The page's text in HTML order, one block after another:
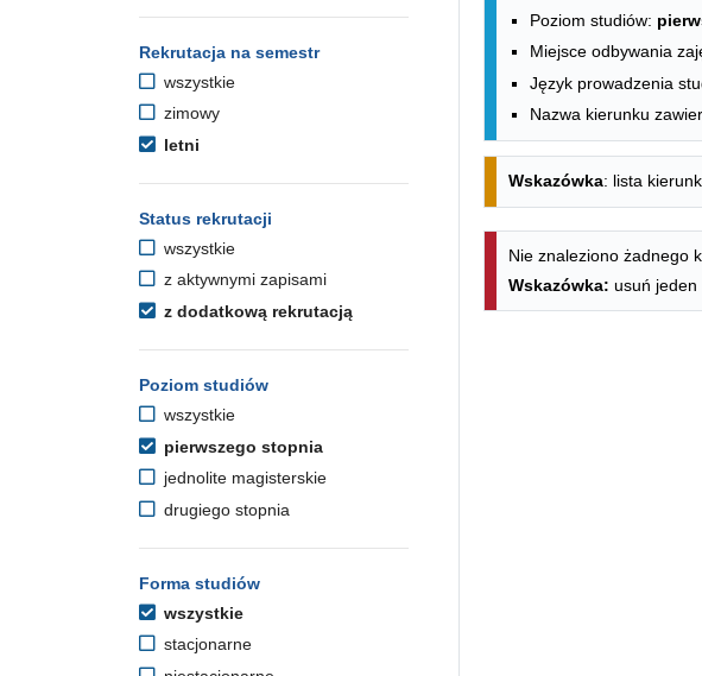
Rekrutacja na semestr
wszystkie
zimowy
letni
Status rekrutacji
wszystkie
z aktywnymi zapisami
z dodatkową rekrutacją
Poziom studiów
wszystkie
pierwszego stopnia
jednolite magisterskie
drugiego stopnia
Forma studiów
wszystkie
stacjonarne
Poziom studiów:
Miejsce odbywania
Język prowadzenia
Nazwa kierunku
Wskazówka: lista
Nie znaleziono żadnego
Wskazówka: usuń jeden